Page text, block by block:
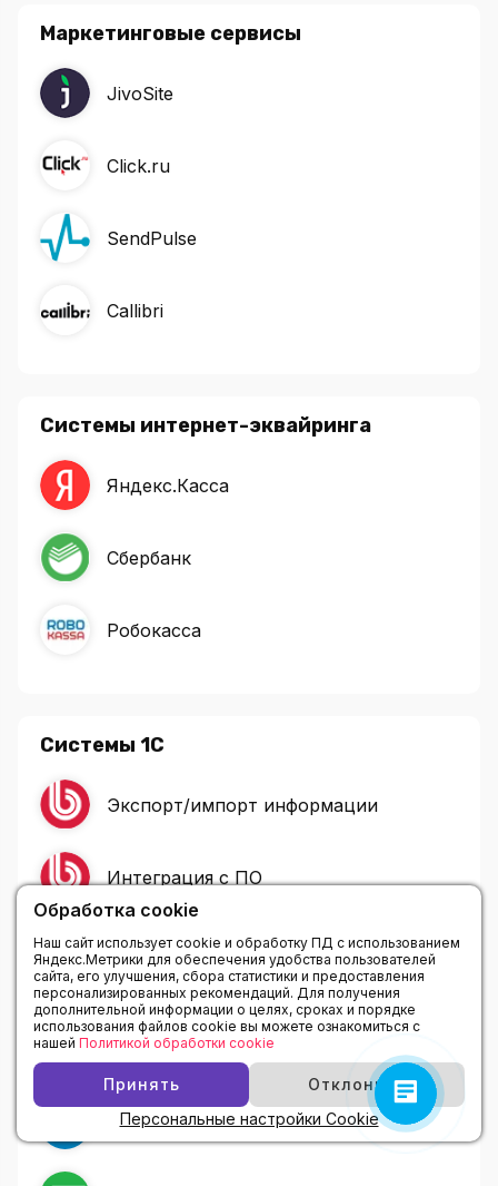
Маркетинговые сервисы
JivoSite
Click.ru
SendPulse
Callibri
Системы интернет-эквайринга
Яндекс.Касса
Сбербанк
Робокасса
Системы 1С
Экспорт/импорт информации
Интеграция с ПО
CRM - системы
Битрикс24
amoCRM
Обработка cookie
Наш сайт использует cookie и обработку ПД с использованием
Яндекс.Метрики для обеспечения удобства пользователей
сайта, его улучшения, сбора статистики и предоставления
персонализированных рекомендаций. Для получения
дополнительной информации о целях, сроках и порядке
использования файлов cookie вы можете ознакомиться с
нашей Политикой обработки cookie
Принять
Отклонить
Персональные настройки Cookie